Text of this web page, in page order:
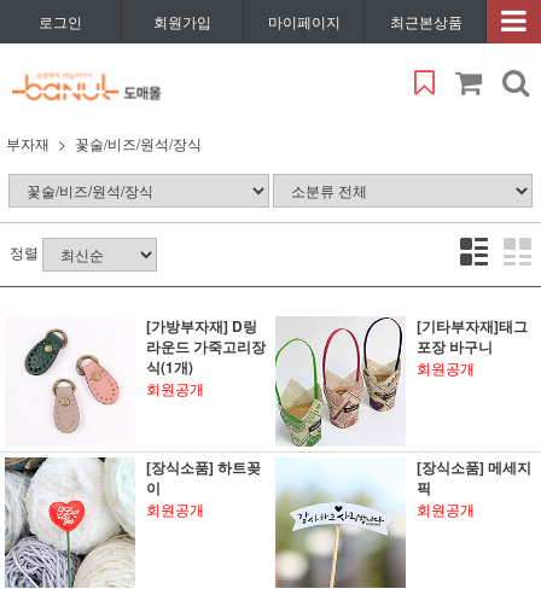
로그인 회원가입 마이페이지 최근본상품
부자재 꽃술/비즈/원석/장식
정렬
[가방부자재] D링
라운드 가죽고리장
식(1개)
회원공개
[기타부자재]태그
포장 바구니
회원공개
[장식소품] 하트꽂
이
회원공개
[장식소품] 메세지
픽
회원공개